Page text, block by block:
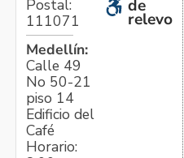
Postal:
111071
Medellín:
Calle 49
No 50-21
piso 14
Edificio del
Café
Horario:
de
relevo